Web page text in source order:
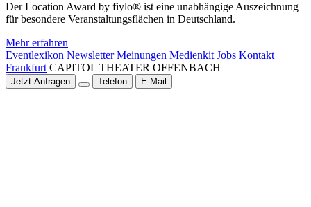
Der Location Award by fiylo® ist eine unabhängige Auszeichnung
für besondere Veranstaltungsflächen in Deutschland.
Mehr erfahren
Eventlexikon NewsletterMeinungen Medienkit Jobs Kontakt
Frankfurt CAPITOL THEATER OFFENBACH
Jetzt Anfragen Telefon E-Mail